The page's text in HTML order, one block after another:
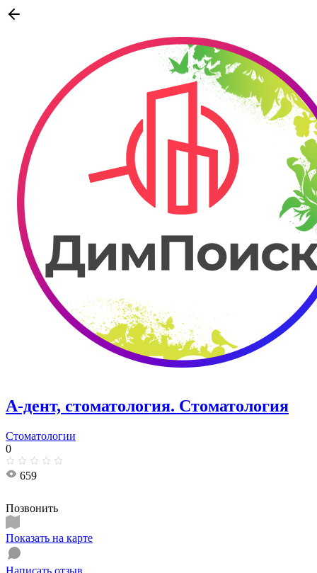
А-дент, стоматология. Стоматология
Стоматологии
0
659
Позвонить
Показать на карте
Написать отзыв